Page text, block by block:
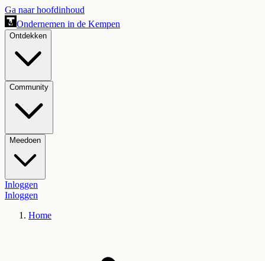
Ga naar hoofdinhoud
Ondernemen in de Kempen
Ontdekken
Community
Meedoen
Inloggen
Inloggen
Home